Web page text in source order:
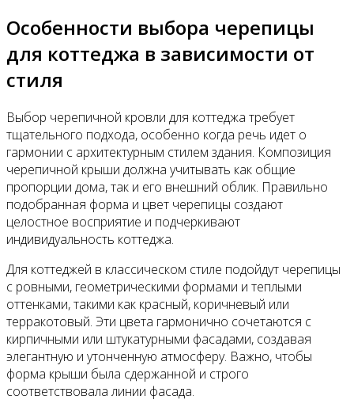
Особенности выбора черепицы
для коттеджа в зависимости от
стиля
Выбор черепичной кровли для коттеджа требует
тщательного подхода, особенно когда речь идет о
гармонии с архитектурным стилем здания. Композиция
черепичной крыши должна учитывать как общие
пропорции дома, так и его внешний облик. Правильно
подобранная форма и цвет черепицы создают
целостное восприятие и подчеркивают
индивидуальность коттеджа.
Для коттеджей в классическом стиле подойдут черепицы
с ровными, геометрическими формами и теплыми
оттенками, такими как красный, коричневый или
терракотовый. Эти цвета гармонично сочетаются с
кирпичными или штукатурными фасадами, создавая
элегантную и утонченную атмосферу. Важно, чтобы
форма крыши была сдержанной и строго
соответствовала линии фасада.